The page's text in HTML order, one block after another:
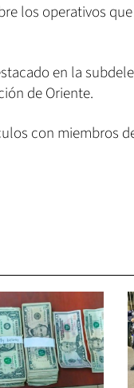
los operativos
en la
de Oriente.
con miembros